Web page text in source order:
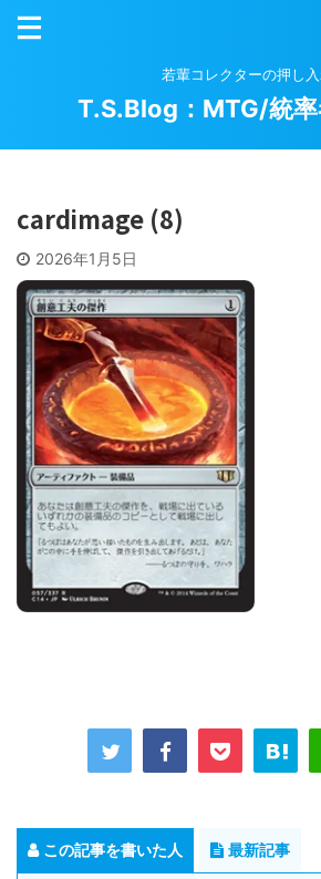
若輩コレクターの押し
T.S.Blog：MTG/統
cardimage (8)
2026年1月5日
この記事を書いた人 最新記事